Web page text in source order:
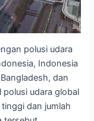
polusi udara
Indonesia
dan
polusi udara global
dan jumlah